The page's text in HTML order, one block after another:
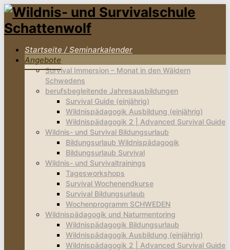
Startseite / Seminarkalender
Angebote
Survival Immersion – Monat in den Wäldern
Schwedens
berufsbegleitende Jahresausbildungen
Survival Guide (einjährig)
Wildnispädagogik Ausbildung (einjährig)
Wildnispädagogik 2 | Advanced Survival Guide
Wildnis- und Survival Bildungsurlaub
Bildungsurlaub Wildnispädagogik
Bildungsurlaub Survival
Wildnis- und Survivaltrainings
Tagesworkshops
Survival Wochenendkurse
Survival Bildungsurlaub
Wochenprogramm SCHWEDEN
Wildnispädagogik und Naturmentoring
Wildnispädagogik Bildungsurlaub
Wildnispädagogik Ausbildung (einjährig)
Wildnispädagogik 2 | Advanced Survival Guide